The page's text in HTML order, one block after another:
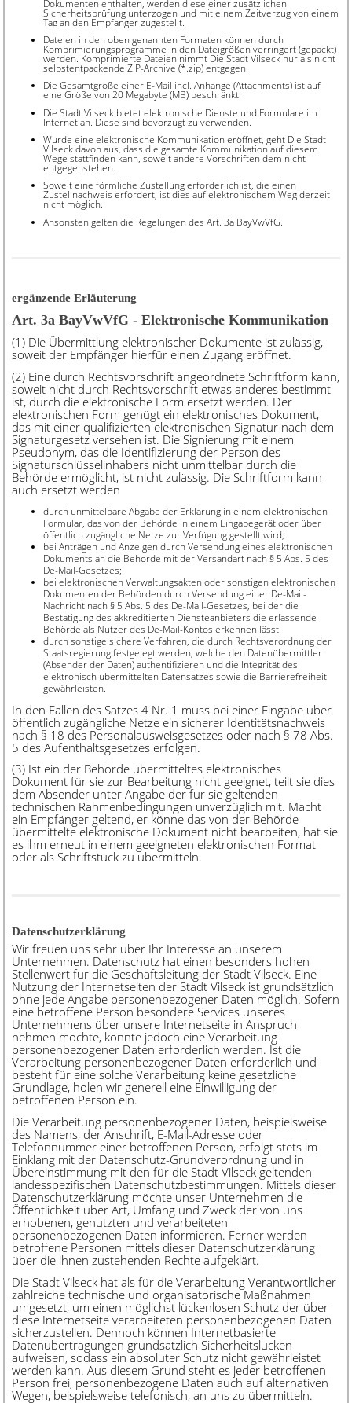
Dokumenten enthalten, werden diese einer zusätzlichen
Sicherheitsprüfung unterzogen und mit einem Zeitverzug von einem
Tag an den Empfänger zugestellt.
Dateien in den oben genannten Formaten können durch
Komprimierungsprogramme in den Dateigrößen verringert (gepackt)
werden. Komprimierte Dateien nimmt Die Stadt Vilseck nur als nicht
selbstentpackende ZIP-Archive (*.zip) entgegen.
Die Gesamtgröße einer E-Mail incl. Anhänge (Attachments) ist auf
eine Größe von 20 Megabyte (MB) beschränkt.
Die Stadt Vilseck bietet elektronische Dienste und Formulare im
Internet an. Diese sind bevorzugt zu verwenden.
Wurde eine elektronische Kommunikation eröffnet, geht Die Stadt
Vilseck davon aus, dass die gesamte Kommunikation auf diesem
Wege stattfinden kann, soweit andere Vorschriften dem nicht
entgegenstehen.
Soweit eine förmliche Zustellung erforderlich ist, die einen
Zustellnachweis erfordert, ist dies auf elektronischem Weg derzeit
nicht möglich.
Ansonsten gelten die Regelungen des Art. 3a BayVwVfG.
ergänzende Erläuterung
Art. 3a BayVwVfG - Elektronische Kommunikation
(1) Die Übermittlung elektronischer Dokumente ist zulässig,
soweit der Empfänger hierfür einen Zugang eröffnet.
(2) Eine durch Rechtsvorschrift angeordnete Schriftform kann,
soweit nicht durch Rechtsvorschrift etwas anderes bestimmt
ist, durch die elektronische Form ersetzt werden. Der
elektronischen Form genügt ein elektronisches Dokument,
das mit einer qualifizierten elektronischen Signatur nach dem
Signaturgesetz versehen ist. Die Signierung mit einem
Pseudonym, das die Identifizierung der Person des
Signaturschlüsselinhabers nicht unmittelbar durch die
Behörde ermöglicht, ist nicht zulässig. Die Schriftform kann
auch ersetzt werden
durch unmittelbare Abgabe der Erklärung in einem elektronischen
Formular, das von der Behörde in einem Eingabegerät oder über
öffentlich zugängliche Netze zur Verfügung gestellt wird;
bei Anträgen und Anzeigen durch Versendung eines elektronischen
Dokuments an die Behörde mit der Versandart nach § 5 Abs. 5 des
De-Mail-Gesetzes;
bei elektronischen Verwaltungsakten oder sonstigen elektronischen
Dokumenten der Behörden durch Versendung einer De-Mail-
Nachricht nach § 5 Abs. 5 des De-Mail-Gesetzes, bei der die
Bestätigung des akkreditierten Diensteanbieters die erlassende
Behörde als Nutzer des De-Mail-Kontos erkennen lässt
durch sonstige sichere Verfahren, die durch Rechtsverordnung der
Staatsregierung festgelegt werden, welche den Datenübermittler
(Absender der Daten) authentifizieren und die Integrität des
elektronisch übermittelten Datensatzes sowie die Barrierefreiheit
gewährleisten.
In den Fällen des Satzes 4 Nr. 1 muss bei einer Eingabe über
öffentlich zugängliche Netze ein sicherer Identitätsnachweis
nach § 18 des Personalausweisgesetzes oder nach § 78 Abs.
5 des Aufenthaltsgesetzes erfolgen.
(3) Ist ein der Behörde übermitteltes elektronisches
Dokument für sie zur Bearbeitung nicht geeignet, teilt sie dies
dem Absender unter Angabe der für sie geltenden
technischen Rahmenbedingungen unverzüglich mit. Macht
ein Empfänger geltend, er könne das von der Behörde
übermittelte elektronische Dokument nicht bearbeiten, hat sie
es ihm erneut in einem geeigneten elektronischen Format
oder als Schriftstück zu übermitteln.
Datenschutzerklärung
Wir freuen uns sehr über Ihr Interesse an unserem
Unternehmen. Datenschutz hat einen besonders hohen
Stellenwert für die Geschäftsleitung der Stadt Vilseck. Eine
Nutzung der Internetseiten der Stadt Vilseck ist grundsätzlich
ohne jede Angabe personenbezogener Daten möglich. Sofern
eine betroffene Person besondere Services unseres
Unternehmens über unsere Internetseite in Anspruch
nehmen möchte, könnte jedoch eine Verarbeitung
personenbezogener Daten erforderlich werden. Ist die
Verarbeitung personenbezogener Daten erforderlich und
besteht für eine solche Verarbeitung keine gesetzliche
Grundlage, holen wir generell eine Einwilligung der
betroffenen Person ein.
Die Verarbeitung personenbezogener Daten, beispielsweise
des Namens, der Anschrift, E-Mail-Adresse oder
Telefonnummer einer betroffenen Person, erfolgt stets im
Einklang mit der Datenschutz-Grundverordnung und in
Übereinstimmung mit den für die Stadt Vilseck geltenden
landesspezifischen Datenschutzbestimmungen. Mittels dieser
Datenschutzerklärung möchte unser Unternehmen die
Öffentlichkeit über Art, Umfang und Zweck der von uns
erhobenen, genutzten und verarbeiteten
personenbezogenen Daten informieren. Ferner werden
betroffene Personen mittels dieser Datenschutzerklärung
über die ihnen zustehenden Rechte aufgeklärt.
Die Stadt Vilseck hat als für die Verarbeitung Verantwortlicher
zahlreiche technische und organisatorische Maßnahmen
umgesetzt, um einen möglichst lückenlosen Schutz der über
diese Internetseite verarbeiteten personenbezogenen Daten
sicherzustellen. Dennoch können Internetbasierte
Datenübertragungen grundsätzlich Sicherheitslücken
aufweisen, sodass ein absoluter Schutz nicht gewährleistet
werden kann. Aus diesem Grund steht es jeder betroffenen
Person frei, personenbezogene Daten auch auf alternativen
Wegen, beispielsweise telefonisch, an uns zu übermitteln.